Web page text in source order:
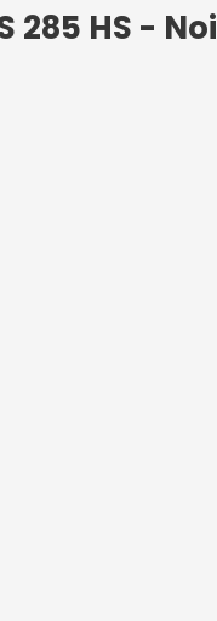
285 HS -